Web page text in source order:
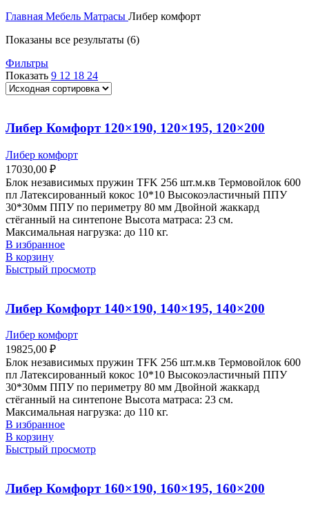
Главная Мебель Матрасы Либер комфорт
Показаны все результаты (6)
Фильтры
Показать 9 12 18 24
Либер Комфорт 120×190, 120×195, 120×200
Либер комфорт
17030,00 ₽
Блок независимых пружин TFK 256 шт.м.кв Термовойлок 600
пл Латексированный кокос 10*10 Высокоэластичный ППУ
30*30мм ППУ по периметру 80 мм Двойной жаккард
стёганный на синтепоне Высота матраса: 23 см.
Максимальная нагрузка: до 110 кг.
В избранное
В корзину
Быстрый просмотр
Либер Комфорт 140×190, 140×195, 140×200
Либер комфорт
19825,00 ₽
Блок независимых пружин TFK 256 шт.м.кв Термовойлок 600
пл Латексированный кокос 10*10 Высокоэластичный ППУ
30*30мм ППУ по периметру 80 мм Двойной жаккард
стёганный на синтепоне Высота матраса: 23 см.
Максимальная нагрузка: до 110 кг.
В избранное
В корзину
Быстрый просмотр
Либер Комфорт 160×190, 160×195, 160×200